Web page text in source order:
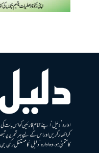
ادارہ ’دلیل‘ اپنے تمام قارئین کو اس بات
کر اظہار کریں اور اس کے لیے ہر تحریر
کا متمنی ہو، وہ ادارہ ’دلیل‘ کا مستقل